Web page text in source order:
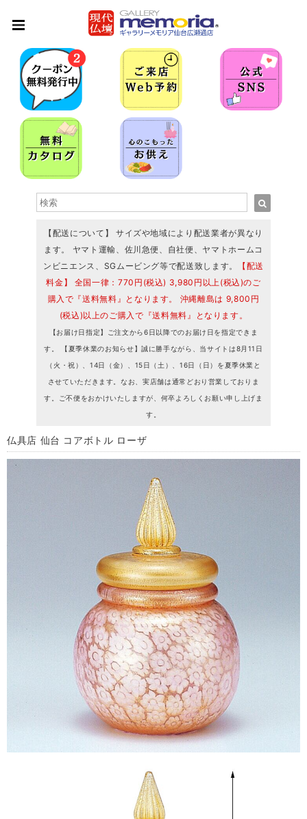
【配送について】 サイズや地域により配送業者が異なり
ます。 ヤマト運輸、佐川急便、自社便、ヤマトホームコ
ンビニエンス、SGムービング等で配送致します。
【配送
料金】 全国一律：770円(税込) 3,980円以上(税込)のご
購入で『送料無料』となります。 沖縄離島は 9,800円
(税込)以上のご購入で『送料無料』となります。
【お届け日指定】ご注文から6日以降でのお届け日を指定できま
す。 【夏季休業のお知らせ】誠に勝手ながら、当サイトは8月11日
（火・祝）、14日（金）、15日（土）、16日（日）を夏季休業と
させていただきます。なお、実店舗は通常どおり営業しておりま
す。ご不便をおかけいたしますが、何卒よろしくお願い申し上げま
す。
仏具店 仙台 コアボトル ローザ